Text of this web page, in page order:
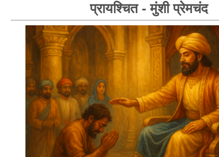
प्रायश्चित - मुंशी प्रेमचंद